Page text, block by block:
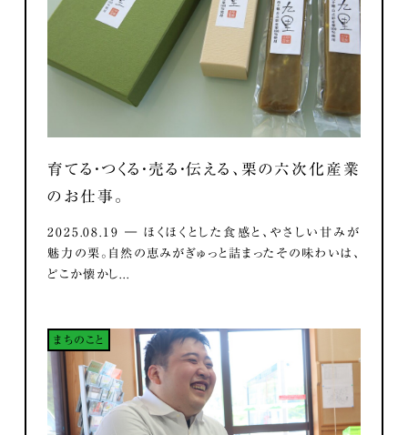
育てる・つくる・売る・伝える、栗の六次化産業
のお仕事。
2025.08.19 ― ほくほくとした食感と、やさしい甘みが
魅力の栗。自然の恵みがぎゅっと詰まったその味わいは、
どこか懐かし...
まちのこと